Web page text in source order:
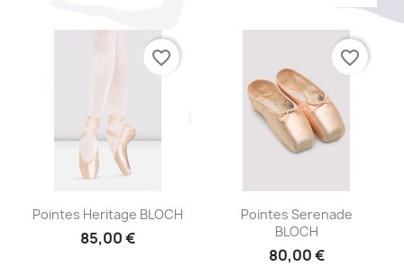
Aperçu rapide
Pointes Heritage BLOCH
85,00 €
favorite_border
Aperçu rapide
Pointes Serenade
BLOCH
80,00 €
favorite_border